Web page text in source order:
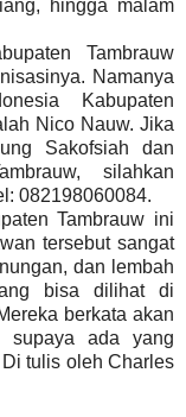
hingga malam
Tambrauw
Namanya
Kabupaten
Nico Nauw. Jika
Sakofsiah dan
silahkan
082198060084.
Tambrauw ini
tersebut sangat
dan lembah
bisa dilihat di
berkata akan
supaya ada yang
tulis oleh Charles